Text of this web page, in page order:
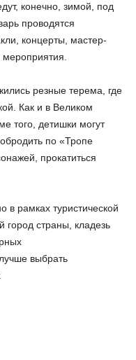
конечно, зимой, под
проводятся
концерты, мастер-
резные терема, где
Как и в Великом
того, детишки могут
по «Тропе
прокатиться
в рамках туристической
город страны, кладезь
выбрать